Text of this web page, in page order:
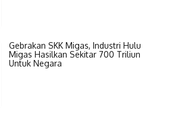
Gebrakan SKK Migas, Industri Hulu
Migas Hasilkan Sekitar 700 Triliun
Untuk Negara